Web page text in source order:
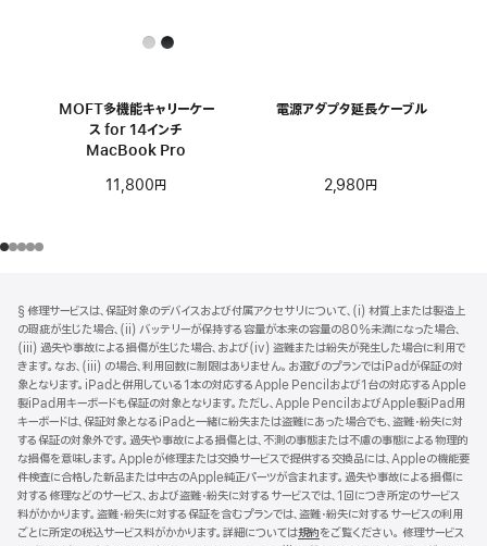
MOFT多機能キャリーケー
ス for 14インチ
MacBook Pro
11,800円
電源アダプタ延長ケーブル
2,980円
ッ
タ
ー
注
§ 修理サービスは、保証対象のデバイスおよび付属アクセサリについて、(i) 材質上または製造上
の瑕疵が生じた場合、(ii) バッテリーが保持する容量が本来の容量の80%未満になった場合、
(iii) 過失や事故による損傷が生じた場合、および(iv) 盗難または紛失が発生した場合に利用で
きます。なお、(iii) の場合、利用回数に制限はありません。お選びのプランではiPadが保証の対
象となります。iPadと併用している1本の対応するApple Pencilおよび1台の対応するApple
製iPad用キーボードも保証の対象となります。ただし、Apple PencilおよびApple製iPad用
キーボードは、保証対象となるiPadと一緒に紛失または盗難にあった場合でも、盗難・紛失に対
する保証の対象外です。過失や事故による損傷とは、不測の事態または不慮の事態による物理的
な損傷を意味します。Appleが修理または交換サービスで提供する交換品には、Appleの機能要
件検査に合格した新品または中古のApple純正パーツが含まれます。過失や事故による損傷に
対する修理などのサービス、および盗難・紛失に対するサービスでは、1回につき所定のサービス
料がかかります。盗難・紛失に対する保証を含むプランでは、盗難・紛失に対するサービスの利用
ごとに所定の税込サービス料がかかります。詳細については規約（新
をご覧ください。 修理サービス